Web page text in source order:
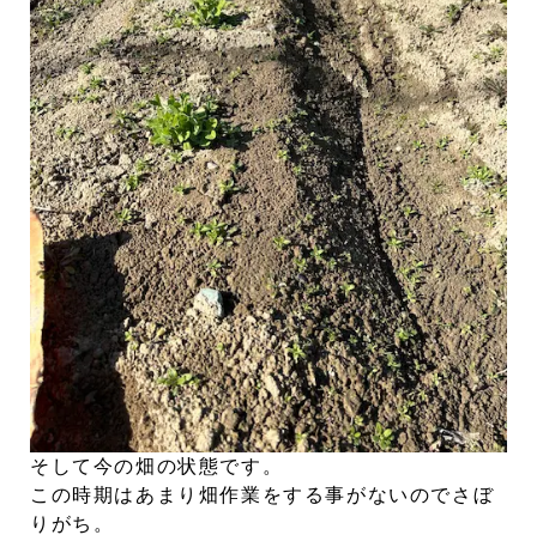
そして今の畑の状態です。
この時期はあまり畑作業をする事がないのでさぼ
りがち。